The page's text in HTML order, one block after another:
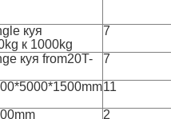
куя
к 1000kg
7
куя from20T-
7
11
2